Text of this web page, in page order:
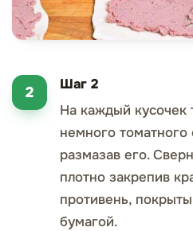
Шаг 2
На каждый кусочек
немного томатного
размазав его.
плотно закрепив
противень,
бумагой.